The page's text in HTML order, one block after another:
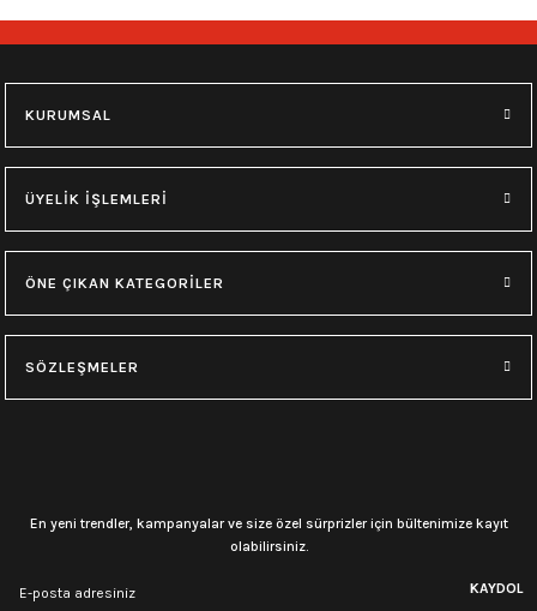
KURUMSAL
ÜYELİK İŞLEMLERİ
ÖNE ÇIKAN KATEGORİLER
SÖZLEŞMELER
En yeni trendler, kampanyalar ve size özel sürprizler için bültenimize kayıt
olabilirsiniz.
KAYDOL